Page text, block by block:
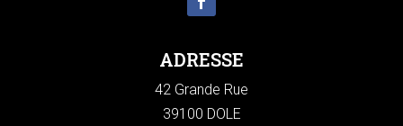
ADRESSE
42 Grande Rue
39100 DOLE